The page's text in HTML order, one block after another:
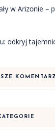
w Arizonie –
odkryj